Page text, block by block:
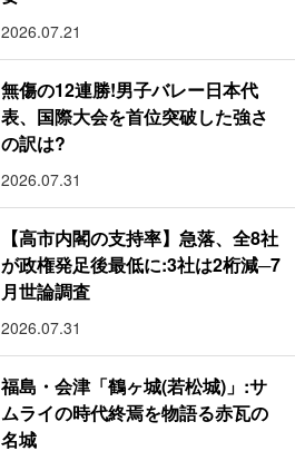
2026.07.21
無傷の12連勝!男子バレー日本代
表、国際大会を首位突破した強さ
の訳は?
2026.07.31
【高市内閣の支持率】急落、全8社
が政権発足後最低に:3社は2桁減─7
月世論調査
2026.07.31
福島・会津「鶴ヶ城(若松城)」:サ
ムライの時代終焉を物語る赤瓦の
名城